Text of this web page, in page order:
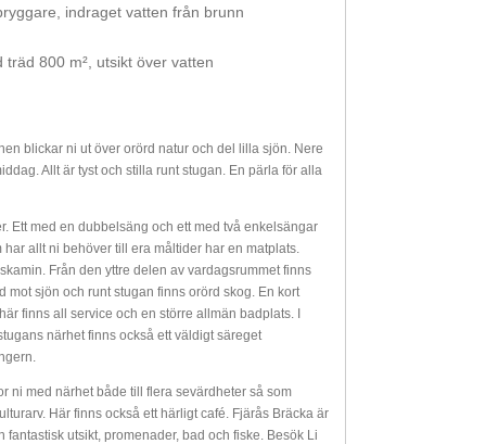
indraget vatten från brunn
800 m², utsikt över vatten
blickar ni ut över orörd natur och del lilla sjön. Nere
Allt är tyst och stilla runt stugan. En pärla för alla
Ett med en dubbelsäng och ett med två enkelsängar
allt ni behöver till era måltider har en matplats.
Från den yttre delen av vardagsrummet finns
sjön och runt stugan finns orörd skog. En kort
finns all service och en större allmän badplats. I
närhet finns också ett väldigt säreget
ni med närhet både till flera sevärdheter så som
Här finns också ett härligt café. Fjärås Bräcka är
utsikt, promenader, bad och fiske. Besök Li